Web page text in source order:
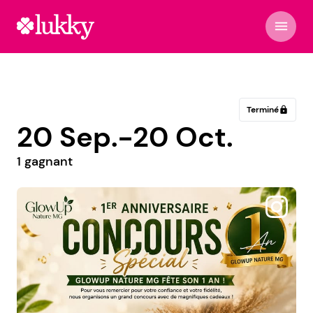
menu
Terminélock
20 Sep.-20 Oct.
1 gagnant
@ambermakeupandbeauty